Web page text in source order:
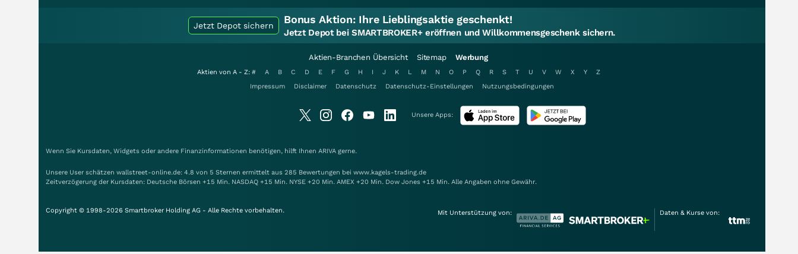
Jetzt Depot sichern Bonus Aktion: Ihre Lieblingsaktie geschenkt!
Jetzt Depot bei SMARTBROKER+ eröffnen und Willkommensgeschenk sichern.
Aktien-Branchen Übersicht Sitemap Werbung
Aktien von A - Z: # A B C D E F G H I J K L M N O P Q R S T U V W X Y
Z
Impressum
Disclaimer Datenschutz Datenschutz-Einstellungen Nutzungsbedingungen
Unsere Apps:
Wenn Sie Kursdaten, Widgets oder andere Finanzinformationen benötigen, hilft Ihnen ARIVA gerne.
Unsere User schätzen wallstreet-online.de: 4.8 von 5 Sternen ermittelt aus 285 Bewertungen bei www.kagels-trading.de
Zeitverzögerung der Kursdaten: Deutsche Börsen +15 Min. NASDAQ +15 Min. NYSE +20 Min. AMEX +20 Min. Dow Jones +15 Min. Alle Angaben ohne Gewähr.
Copyright © 1998-2026 Smartbroker Holding AG - Alle Rechte vorbehalten. Mit Unterstützung von: Daten & Kurse von: